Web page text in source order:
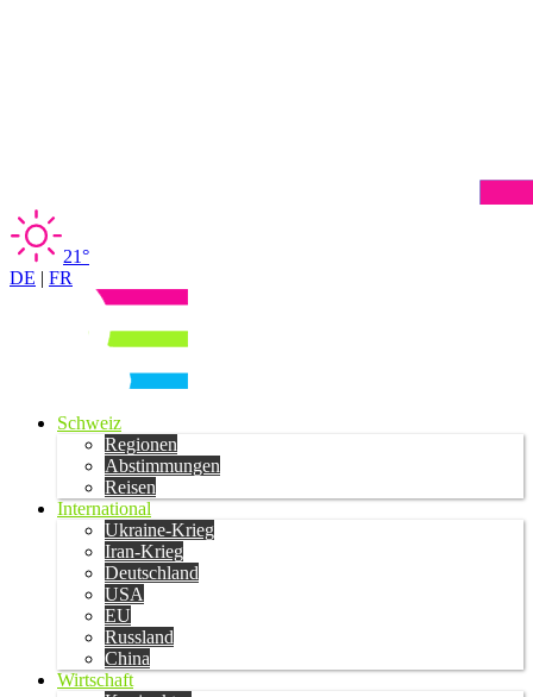
21°
DE | FR
Schweiz
Regionen
Abstimmungen
Reisen
International
Ukraine-Krieg
Iran-Krieg
Deutschland
USA
EU
Russland
China
Wirtschaft